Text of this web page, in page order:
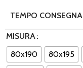
TEMPO CONSEGNA
MISURA
80x190
80x195